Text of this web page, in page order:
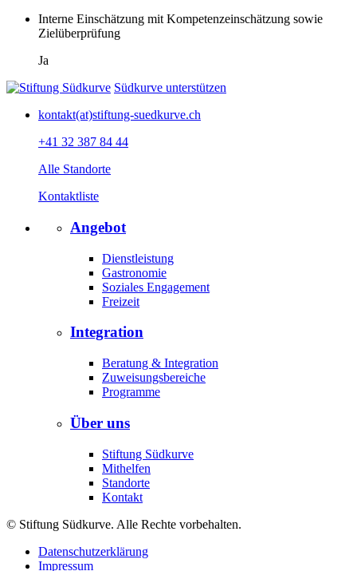
Interne Einschätzung mit Kompetenzeinschätzung sowie
Zielüberprüfung
Ja
Südkurve unterstützen
kontakt(at)stiftung-suedkurve.ch
+41 32 387 84 44
Alle Standorte
Kontaktliste
Angebot
Dienstleistung
Gastronomie
Soziales Engagement
Freizeit
Integration
Beratung & Integration
Zuweisungsbereiche
Programme
Über uns
Stiftung Südkurve
Mithelfen
Standorte
Kontakt
© Stiftung Südkurve. Alle Rechte vorbehalten.
Datenschutzerklärung
Impressum